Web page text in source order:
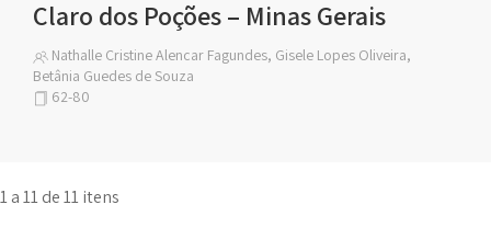
Claro dos Poções – Minas Gerais
Nathalle Cristine Alencar Fagundes, Gisele Lopes Oliveira,
Betânia Guedes de Souza
62-80
1 a 11 de 11 itens